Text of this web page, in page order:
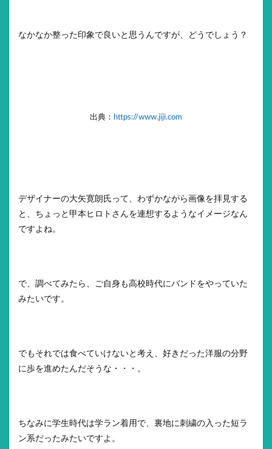
なかなか整った印象で良いと思うんですが、どうでしょう？
出典： https://www.jiji.com
デザイナーの大矢寛朗氏って、わずかながら画像を拝見する
と、ちょっと甲本ヒロトさんを連想するようなイメージなん
ですよね。
で、調べてみたら、ご自身も高校時代にバンドをやっていた
みたいです。
でもそれでは食べていけないと考え、好きだった洋服の分野
に歩を進めたんだそうな・・・。
ちなみに学生時代は学ラン着用で、裏地に刺繍の入った短ラ
ン系だったみたいですよ。